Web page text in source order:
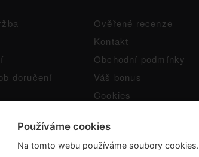
doručení
Ověřené recenze
Kontakt
Obchodní podmínky
Váš bonus
Cookies
Používáme cookies
Na tomto webu používáme soubory cookies.